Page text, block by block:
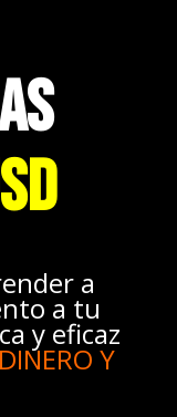
a
a tu
y eficaz
Y